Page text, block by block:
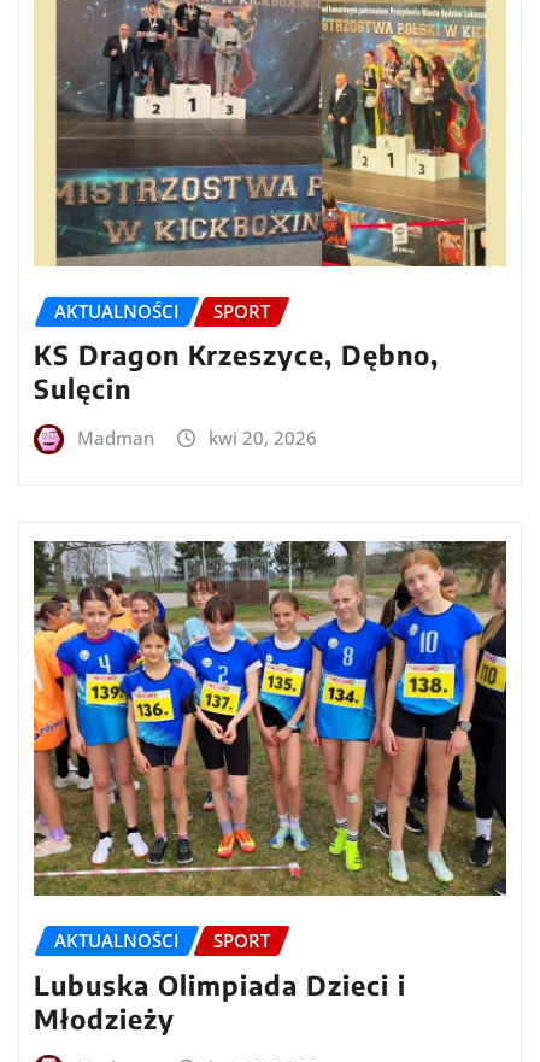
AKTUALNOŚCI SPORT
KS Dragon Krzeszyce, Dębno,
Sulęcin
Madman kwi 20, 2026
AKTUALNOŚCI SPORT
Lubuska Olimpiada Dzieci i
Młodzieży